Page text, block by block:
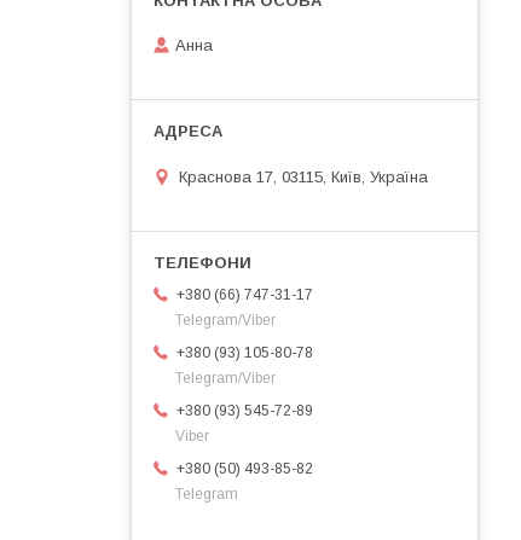
Анна
Краснова 17, 03115, Київ, Україна
+380 (66) 747-31-17
Telegram/Viber
+380 (93) 105-80-78
Telegram/Viber
+380 (93) 545-72-89
Viber
+380 (50) 493-85-82
Telegram